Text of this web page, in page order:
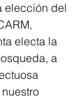
elección del
electa la
a